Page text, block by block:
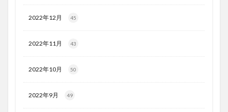
2022年12月 45
2022年11月 43
2022年10月 50
2022年9月 49